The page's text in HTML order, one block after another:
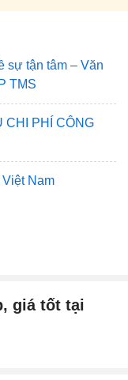
sự tận tâm – Văn
TMS
CHI PHÍ CÔNG
Việt Nam
giá tốt tại